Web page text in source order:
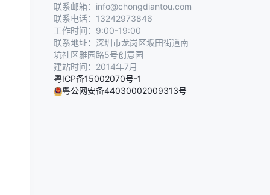
联系邮箱：info@chongdiantou.com
联系电话：13242973846
工作时间：9:00-19:00
联系地址：深圳市龙岗区坂田街道南
坑社区雅园路5号创意园
建站时间：2014年7月
粤ICP备15002070号-1
粤公网安备44030002009313号